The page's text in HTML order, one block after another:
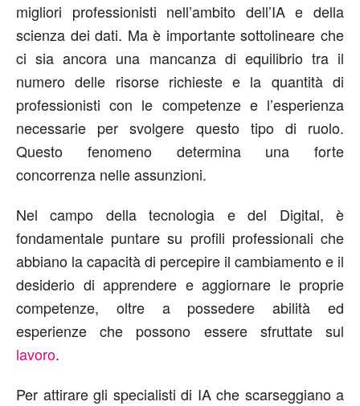
migliori professionisti nell’ambito dell’IA e della
scienza dei dati. Ma è importante sottolineare che
ci sia ancora una mancanza di equilibrio tra il
numero delle risorse richieste e la quantità di
professionisti con le competenze e l’esperienza
necessarie per svolgere questo tipo di ruolo.
Questo fenomeno determina una forte
concorrenza nelle assunzioni.
Nel campo della tecnologia e del Digital, è
fondamentale puntare su profili professionali che
abbiano la capacità di percepire il cambiamento e il
desiderio di apprendere e aggiornare le proprie
competenze, oltre a possedere abilità ed
esperienze che possono essere sfruttate sul
lavoro.
Per attirare gli specialisti di IA che scarseggiano a